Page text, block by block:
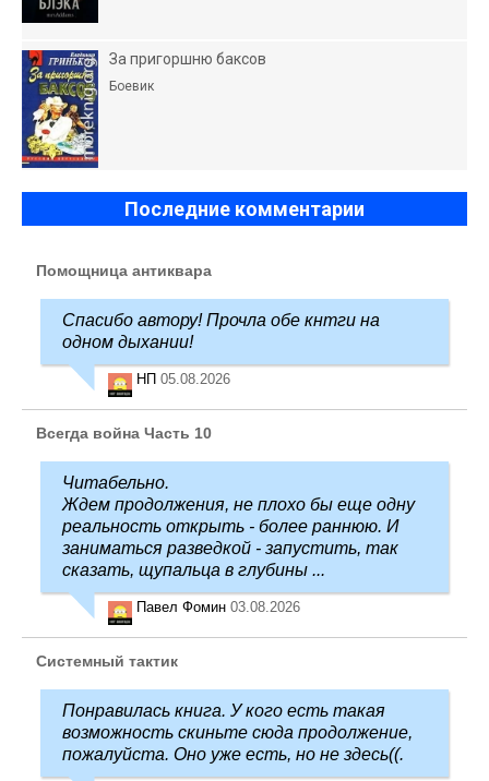
За пригоршню баксов
Боевик
Последние комментарии
Помощница антиквара
Спасибо автору! Прочла обе кнтги на
одном дыхании!
НП 05.08.2026
Всегда война Часть 10
Читабельно.
Ждем продолжения, не плохо бы еще одну
реальность открыть - более раннюю. И
заниматься разведкой - запустить, так
сказать, щупальца в глубины ...
Павел Фомин 03.08.2026
Системный тактик
Понравилась книга. У кого есть такая
возможность скиньте сюда продолжение,
пожалуйста. Оно уже есть, но не здесь((.